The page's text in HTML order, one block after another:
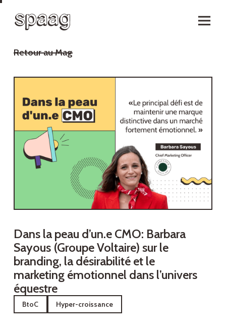
Retour au Mag
Dans la peau d’un.e CMO‍: Barbara
Sayous (Groupe Voltaire) sur le
branding, la désirabilité et le
marketing émotionnel dans l’univers
équestre
BtoC Hyper-croissance